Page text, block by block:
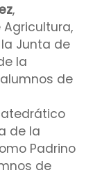
,
Junta de
la
alumnos de
de la
Padrino
de